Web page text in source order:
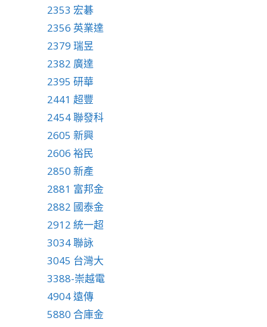
2353 宏碁
2356 英業達
2379 瑞昱
2382 廣達
2395 研華
2441 超豐
2454 聯發科
2605 新興
2606 裕民
2850 新產
2881 富邦金
2882 國泰金
2912 統一超
3034 聯詠
3045 台灣大
3388-崇越電
4904 遠傳
5880 合庫金